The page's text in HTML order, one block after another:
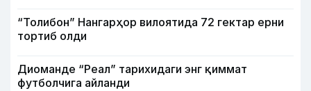
“Толибон” Нангарҳор вилоятида 72 гектар ерни
тортиб олди
Диоманде “Реал” тарихидаги энг қиммат
футболчига айланди